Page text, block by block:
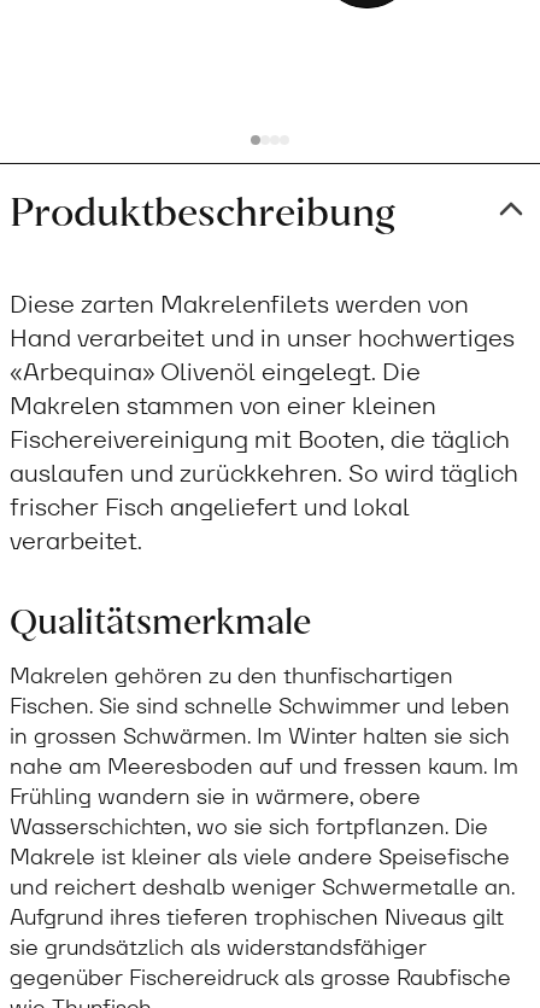
Produktbeschreibung
Diese zarten Makrelenfilets werden von
Hand verarbeitet und in unser hochwertiges
«Arbequina» Olivenöl eingelegt. Die
Makrelen stammen von einer kleinen
Fischereivereinigung mit Booten, die täglich
auslaufen und zurückkehren. So wird täglich
frischer Fisch angeliefert und lokal
verarbeitet.
Qualitätsmerkmale
Makrelen gehören zu den thunfischartigen
Fischen. Sie sind schnelle Schwimmer und leben
in grossen Schwärmen. Im Winter halten sie sich
nahe am Meeresboden auf und fressen kaum. Im
Frühling wandern sie in wärmere, obere
Wasserschichten, wo sie sich fortpflanzen. Die
Makrele ist kleiner als viele andere Speisefische
und reichert deshalb weniger Schwermetalle an.
Aufgrund ihres tieferen trophischen Niveaus gilt
sie grundsätzlich als widerstandsfähiger
gegenüber Fischereidruck als grosse Raubfische